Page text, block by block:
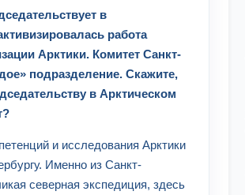
в
работа
Арктики. Комитет Санкт-
подразделение. Скажите,
в Арктическом
и исследования Арктики
Именно из Санкт-
северная экспедиция, здесь